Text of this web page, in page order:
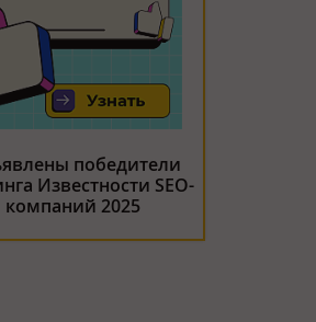
победители
Известности SEO-
компаний 2025